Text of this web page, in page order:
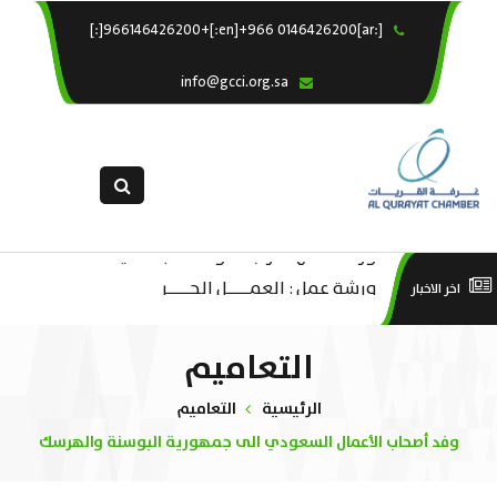
[:ar]966146426200+[:en]+966 0146426200[:] ×
خدماتنا
التقديم الالكترونى
اخر الاخبار
ورشة عمل “مراجعة واحتساب تكاليف
بدء ومزاولة وإنهاء الأعمال الاقتصادية
لقطاع الترفيه – الثقافة – السياحة”
ورشة عمل : العمـــــل الحـــــر
التعاميم
الرئيسية
التعاميم
وفد أصحاب الأعمال السعودي الى جمهورية البوسنة والهرسك